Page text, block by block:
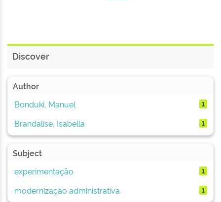
Discover
Author
Bonduki, Manuel
1
Brandalise, Isabella 1
Subject
experimentação
1
modernização administrativa 1